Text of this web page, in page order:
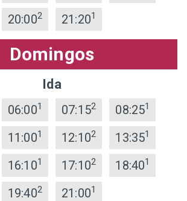
20:002 21:201
Domingos
Ida
06:001 07:152 08:251
11:001 12:102 13:351
16:101 17:102 18:401
19:402 21:001